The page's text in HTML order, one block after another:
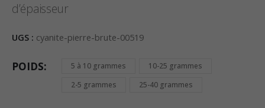
d’épaisseur
UGS : cyanite-pierre-brute-00519
POIDS 5 à 10 grammes
10-25 grammes
2-5 grammes
25-40 grammes